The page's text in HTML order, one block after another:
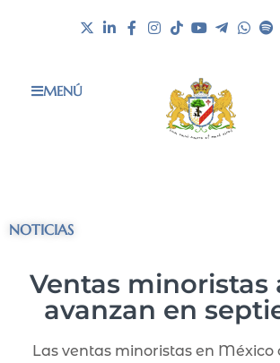
MENÚ
NOTICIAS
Ventas minoristas
avanzan en
Las ventas minoristas en México